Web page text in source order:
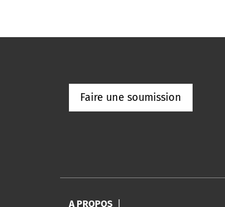
Faire une soumission
A PROPOS